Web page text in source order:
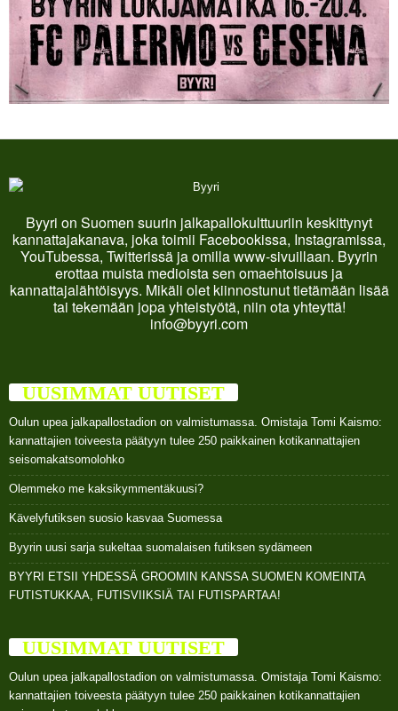
Byyri on Suomen suurin jalkapallokulttuuriin keskittynyt
kannattajakanava, joka toimii Facebookissa, Instagramissa,
YouTubessa, Twitterissä ja omilla www-sivuillaan. Byyrin
erottaa muista medioista sen omaehtoisuus ja
kannattajalähtöisyys. Mikäli olet kiinnostunut tietämään lisää
tai tekemään jopa yhteistyötä, niin ota yhteyttä!
info@byyri.com
UUSIMMAT UUTISET
Oulun upea jalkapallostadion on valmistumassa. Omistaja Tomi Kaismo:
kannattajien toiveesta päätyyn tulee 250 paikkainen kotikannattajien
seisomakatsomolohko
Olemmeko me kaksikymmentäkuusi?
Kävelyfutiksen suosio kasvaa Suomessa
Byyrin uusi sarja sukeltaa suomalaisen futiksen sydämeen
BYYRI ETSII YHDESSÄ GROOMIN KANSSA SUOMEN KOMEINTA
FUTISTUKKAA, FUTISVIIKSIÄ TAI FUTISPARTAA!
UUSIMMAT UUTISET
Oulun upea jalkapallostadion on valmistumassa. Omistaja Tomi Kaismo:
kannattajien toiveesta päätyyn tulee 250 paikkainen kotikannattajien